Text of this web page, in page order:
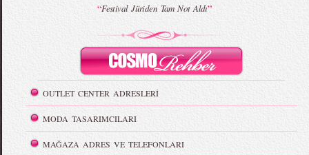
“Festival Jüriden Tam Not Aldı”
OUTLET CENTER ADRESLERİ
MODA TASARIMCILARI
MAĞAZA ADRES VE TELEFONLARI